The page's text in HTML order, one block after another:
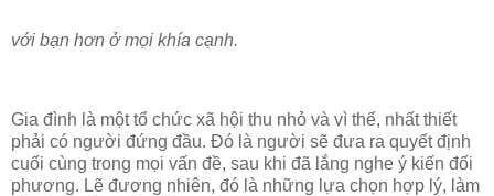
với bạn hơn ở mọi khía cạnh.
Gia đình là một tổ chức xã hội thu nhỏ và vì thế, nhất thiết
phải có người đứng đầu. Đó là người sẽ đưa ra quyết định
cuối cùng trong mọi vấn đề, sau khi đã lắng nghe ý kiến đối
phương. Lẽ đương nhiên, đó là những lựa chọn hợp lý, làm